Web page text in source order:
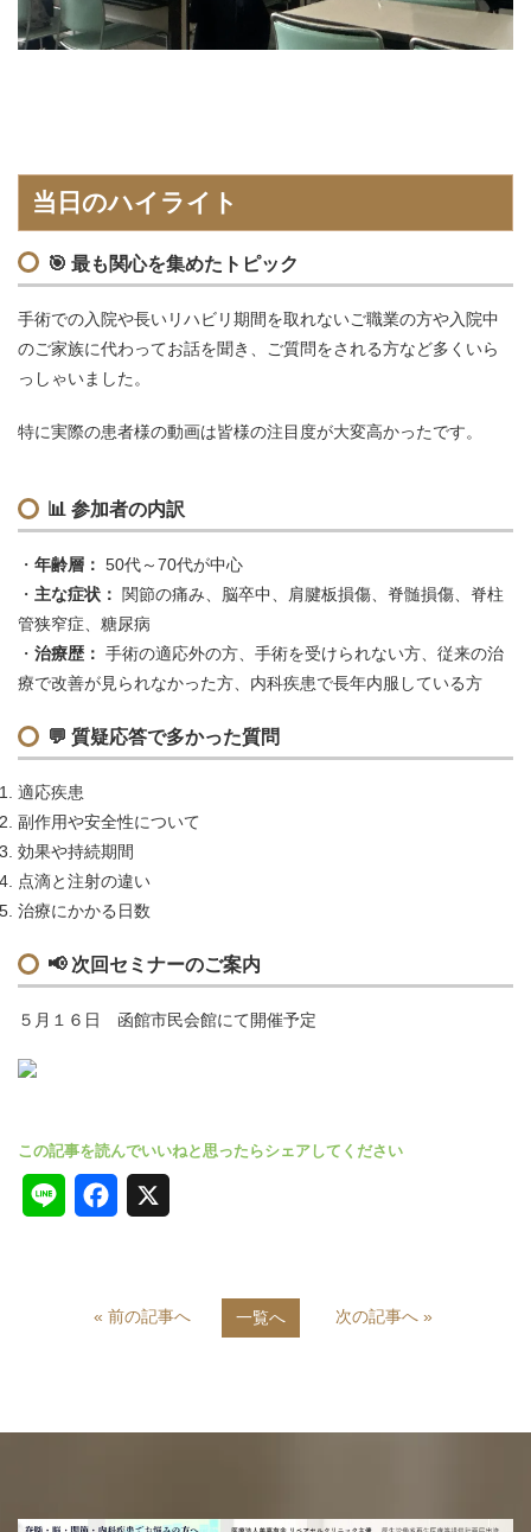
当日のハイライト
🎯 最も関心を集めたトピック
手術での入院や長いリハビリ期間を取れないご職業の方や入院中
のご家族に代わってお話を聞き、ご質問をされる方など多くいら
っしゃいました。
特に実際の患者様の動画は皆様の注目度が大変高かったです。
📊 参加者の内訳
年齢層： 50代～70代が中心
主な症状：
関節の痛み、脳卒中、肩腱板損傷、脊髄損傷、脊柱
管狭窄症、糖尿病
治療歴： 手術の適応外の方、手術を受けられない方、従来の治
療で改善が見られなかった方、内科疾患で長年内服している方
💬 質疑応答で多かった質問
適応疾患
副作用や安全性について
効果や持続期間
点滴と注射の違い
治療にかかる日数
📢 次回セミナーのご案内
５月１６日 函館市民会館にて開催予定
e
« 前の記事へ 一覧へ 次の記事へ »